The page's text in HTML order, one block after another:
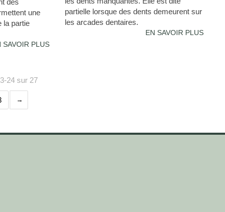
des
une
la partie
SAVOIR PLUS
partielle lorsque des dents demeurent sur
les arcades dentaires.
EN SAVOIR PLUS
24 sur 27